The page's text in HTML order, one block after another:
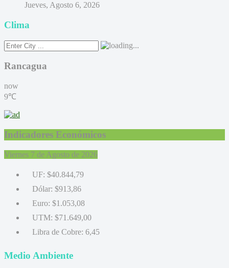
Jueves, Agosto 6, 2026
Clima
Rancagua
now
9℃
Indicadores Económicos
Viernes 7 de Agosto de 2026
UF: $40.844,79
Dólar: $913,86
Euro: $1.053,08
UTM: $71.649,00
Libra de Cobre: 6,45
Medio Ambiente